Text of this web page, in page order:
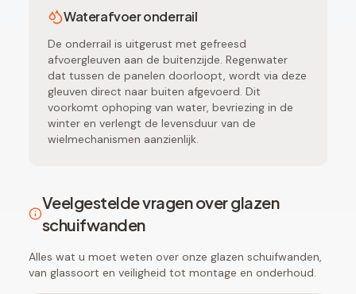
Waterafvoer onderrail
De onderrail is uitgerust met gefreesd
afvoergleuven aan de buitenzijde. Regenwater
dat tussen de panelen doorloopt, wordt via deze
gleuven direct naar buiten afgevoerd. Dit
voorkomt ophoping van water, bevriezing in de
winter en verlengt de levensduur van de
wielmechanismen aanzienlijk.
Veelgestelde vragen over glazen
schuifwanden
Alles wat u moet weten over onze glazen schuifwanden,
van glassoort en veiligheid tot montage en onderhoud.